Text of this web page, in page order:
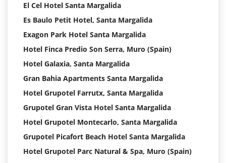
El Cel Hotel Santa Margalida
Es Baulo Petit Hotel, Santa Margalida
Exagon Park Hotel Santa Margalida
Hotel Finca Predio Son Serra, Muro (Spain)
Hotel Galaxia, Santa Margalida
Gran Bahia Apartments Santa Margalida
Hotel Grupotel Farrutx, Santa Margalida
Grupotel Gran Vista Hotel Santa Margalida
Hotel Grupotel Montecarlo, Santa Margalida
Grupotel Picafort Beach Hotel Santa Margalida
Hotel Grupotel Parc Natural & Spa, Muro (Spain)